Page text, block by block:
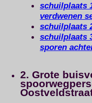
schuilplaats
verdwenen
schuilplaats
schuilplaats
sporen
2. Grote